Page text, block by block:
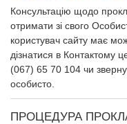
Консультацію щодо
отримати зі свого
користувач сайту має
дізнатися в Контактому
(067) 65 70 104 чи
особисто
ПРОЦЕДУРА